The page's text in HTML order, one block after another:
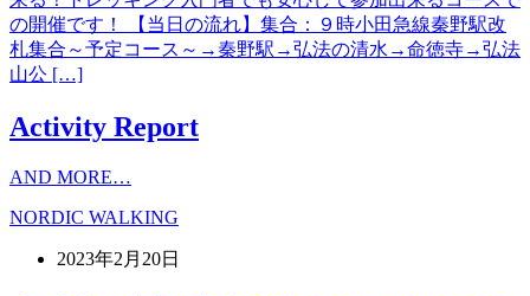
の開催です！ 【当日の流れ】集合：９時小田急線秦野駅改
札集合～予定コース～→秦野駅→弘法の清水→命徳寺→弘法
山公 […]
Activity Report
AND MORE…
NORDIC WALKING
2023年2月20日